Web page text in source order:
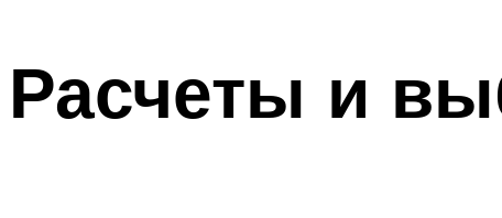
Расчеты и